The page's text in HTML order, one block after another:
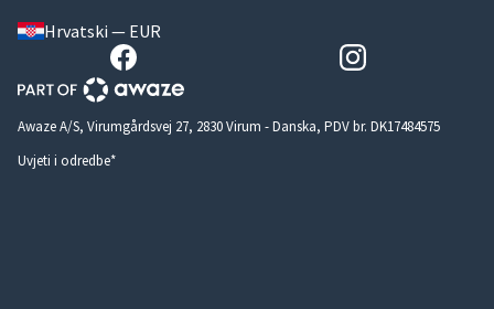
Hrvatski — EUR
Awaze A/S, Virumgårdsvej 27, 2830 Virum - Danska, PDV br. DK17484575
Uvjeti i odredbe*